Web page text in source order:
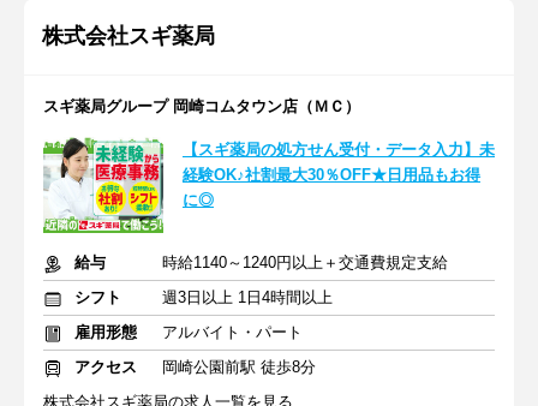
株式会社スギ薬局
スギ薬局グループ 岡崎コムタウン店（ＭＣ）
【スギ薬局の処方せん受付・データ入力】未
経験OK♪社割最大30％OFF★日用品もお得
に◎
給与
時給1140～1240円以上＋交通費規定支給
シフト
週3日以上 1日4時間以上
雇用形態
アルバイト・パート
アクセス
岡崎公園前駅 徒歩8分
株式会社スギ薬局の求人一覧を見る